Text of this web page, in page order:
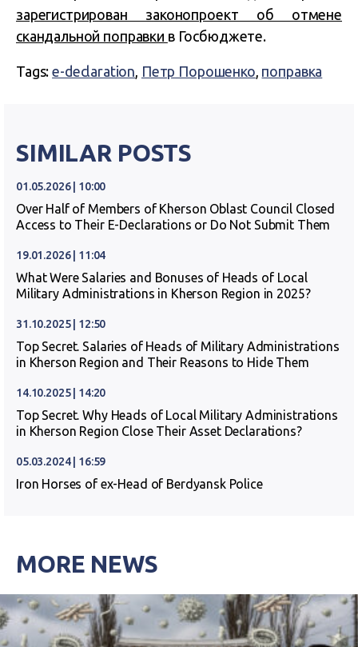
зарегистрирован законопроект об отмене
скандальной поправки в Госбюджете.
Tags:e-declaration, Петр Порошенко, поправка
SIMILAR POSTS
01.05.2026 | 10:00
Over Half of Members of Kherson Oblast Council Closed
Access to Their E-Declarations or Do Not Submit Them
19.01.2026 | 11:04
What Were Salaries and Bonuses of Heads of Local
Military Administrations in Kherson Region in 2025?
31.10.2025 | 12:50
Top Secret. Salaries of Heads of Military Administrations
in Kherson Region and Their Reasons to Hide Them
14.10.2025 | 14:20
Top Secret. Why Heads of Local Military Administrations
in Kherson Region Close Their Asset Declarations?
05.03.2024 | 16:59
Iron Horses of ex-Head of Berdyansk Police
MORE NEWS